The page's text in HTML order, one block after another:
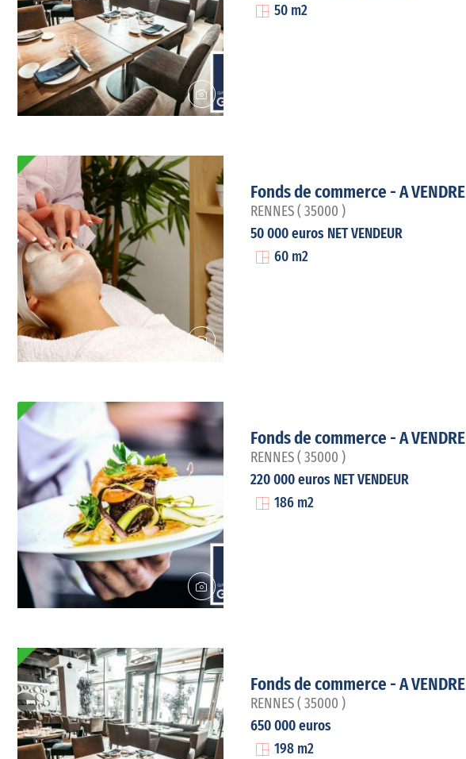
50 m2
Fonds de commerce - A VENDRE
RENNES ( 35000 )
50 000 euros NET VENDEUR
60 m2
Fonds de commerce - A VENDRE
RENNES ( 35000 )
220 000 euros NET VENDEUR
186 m2
Fonds de commerce - A VENDRE
RENNES ( 35000 )
650 000 euros
198 m2